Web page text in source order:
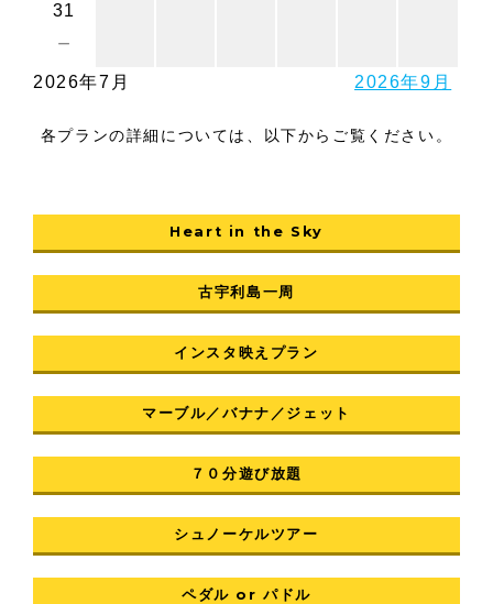
31
－
2026年7月 2026年9月
各プランの詳細については、以下からご覧ください。
Heart in the Sky
古宇利島一周
インスタ映えプラン
マーブル／バナナ／ジェット
７０分遊び放題
シュノーケルツアー
ペダル or パドル